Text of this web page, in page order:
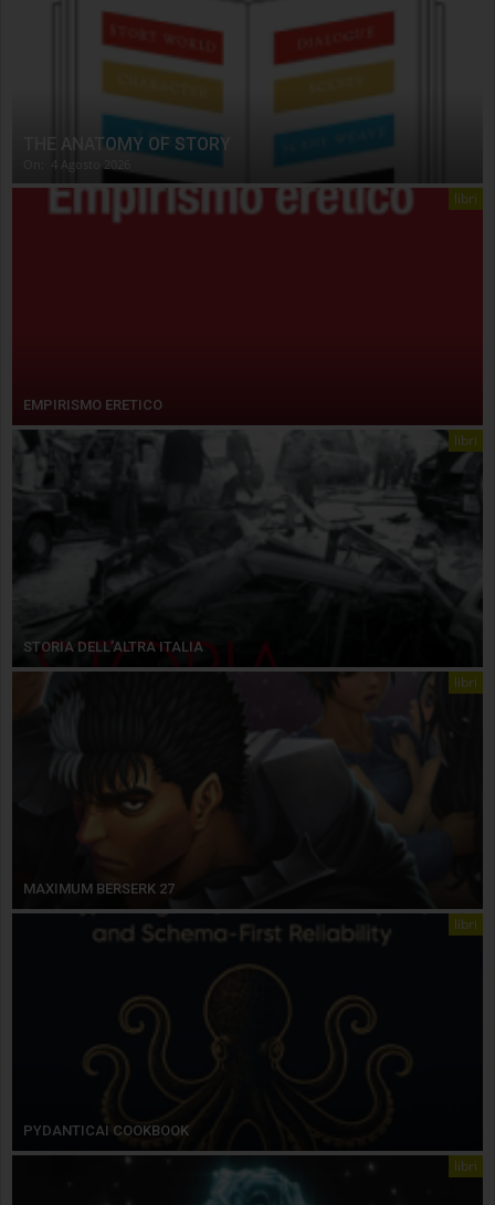
THE ANATOMY OF STORY
4 Agosto 2026
libri
EMPIRISMO ERETICO
libri
STORIA DELL’ALTRA ITALIA
libri
MAXIMUM BERSERK 27
libri
PYDANTICAI COOKBOOK
libri